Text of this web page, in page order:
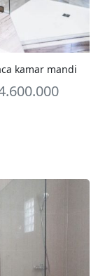
kamar mandi